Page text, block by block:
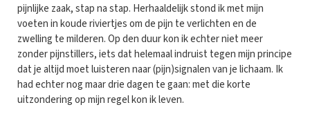
pijnlijke zaak, stap na stap. Herhaaldelijk stond ik met mijn
voeten in koude riviertjes om de pijn te verlichten en de
zwelling te milderen. Op den duur kon ik echter niet meer
zonder pijnstillers, iets dat helemaal indruist tegen mijn principe
dat je altijd moet luisteren naar (pijn)signalen van je lichaam. Ik
had echter nog maar drie dagen te gaan: met die korte
uitzondering op mijn regel kon ik leven.